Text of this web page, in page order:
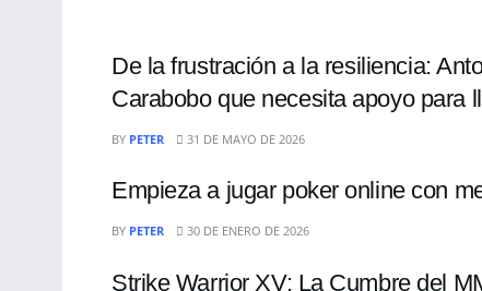
De la frustración a la resiliencia:
Carabobo que necesita apoyo para
BY PETER 31 DE MAYO DE 2026
Empieza a jugar poker online con
BY PETER 30 DE ENERO DE 2026
Strike Warrior XV: La Cumbre del